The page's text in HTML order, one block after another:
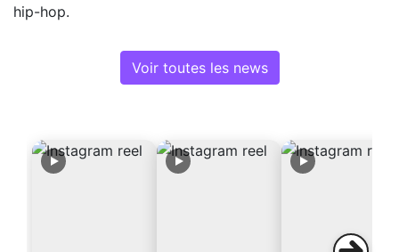
hip-hop.
Voir toutes les news